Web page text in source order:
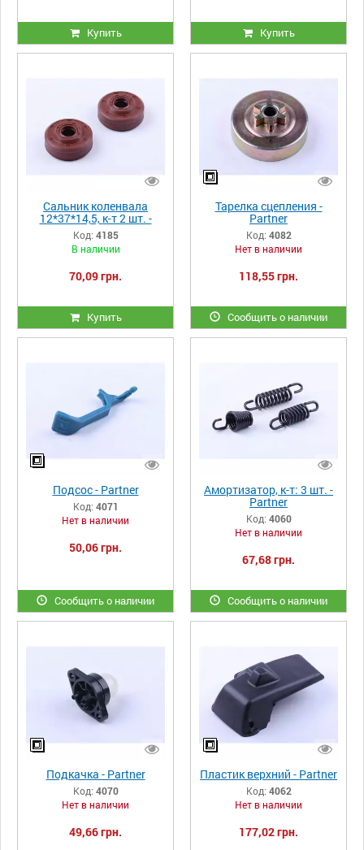
Купить Купить
Сальник коленвала
12*37*14,5, к-т 2 шт. -
Partner
Код: 4185
В наличии
70,09 грн.
Купить
Тарелка сцепления -
Partner
Код: 4082
Нет в наличии
118,55 грн.
Сообщить о наличии
Подсос - Partner
Код: 4071
Нет в наличии
50,06 грн.
Сообщить о наличии
Амортизатор, к-т: 3 шт. -
Partner
Код: 4060
Нет в наличии
67,68 грн.
Сообщить о наличии
Подкачка - Partner
Код: 4070
Нет в наличии
49,66 грн.
Пластик верхний - Partner
Код: 4062
Нет в наличии
177,02 грн.